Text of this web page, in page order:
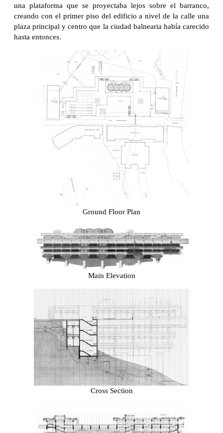
una plataforma que se proyectaba lejos sobre el barranco,
creando con el primer piso del edificio a nivel de la calle una
plaza principal y centro que la ciudad balnearia había carecido
hasta entonces.
Ground Floor Plan
Main Elevation
Cross Section